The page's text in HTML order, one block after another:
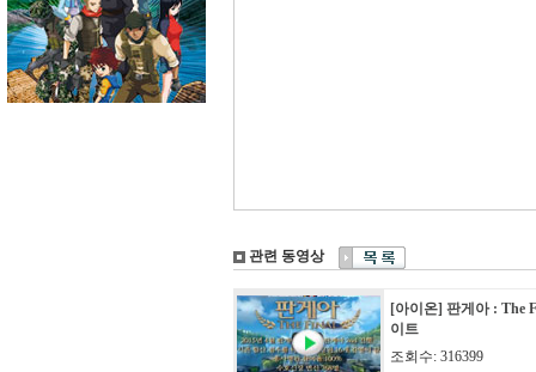
관련 동영상
[아이온] 판게아 : The
이트
조회수: 316399